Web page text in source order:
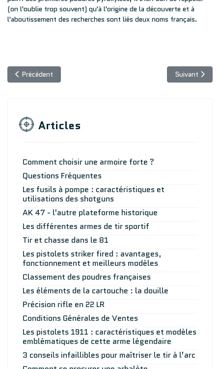
(on l'oublie trop souvent) qu'à l'origine de la découverte et à
l'aboutissement des recherches sont liés deux noms français.
Article précédent : Les types de poudres
Précédent Article
Suivant
Articles
Comment choisir une armoire forte ?
Questions Fréquentes
Les fusils à pompe : caractéristiques et
utilisations des shotguns
AK 47 - l'autre plateforme historique
Les différentes armes de tir sportif
Tir et chasse dans le 81
Les pistolets striker fired : avantages,
fonctionnement et meilleurs modèles
Classement des poudres françaises
Les éléments de la cartouche : la douille
Précision rifle en 22 LR
Conditions Générales de Ventes
Les pistolets 1911 : caractéristiques et modèles
emblématiques de cette arme légendaire
3 conseils infaillibles pour maîtriser le tir à l’arc